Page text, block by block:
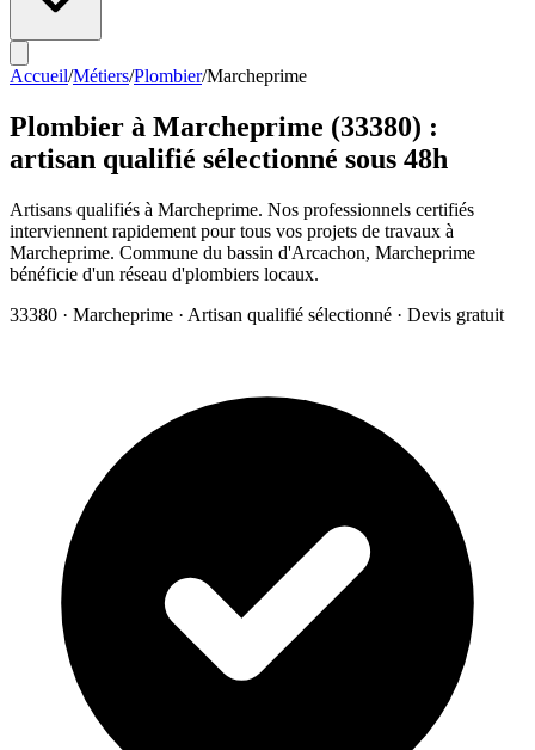
Accueil/Métiers/Plombier/Marcheprime
Plombier à Marcheprime (33380) :
artisan qualifié sélectionné sous 48h
Artisans qualifiés à Marcheprime. Nos professionnels certifiés
interviennent rapidement pour tous vos projets de travaux à
Marcheprime. Commune du bassin d'Arcachon, Marcheprime
bénéficie d'un réseau d'plombiers locaux.
33380 · Marcheprime · Artisan qualifié sélectionné · Devis gratuit